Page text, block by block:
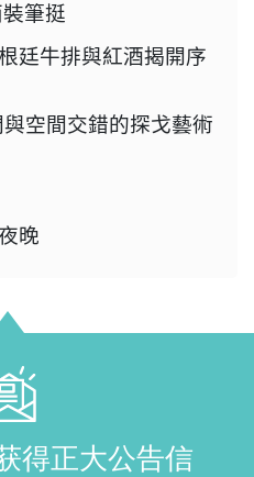
筆挺
廷牛排與紅酒揭開序
空間交錯的探戈藝術
晚
得正大公告信